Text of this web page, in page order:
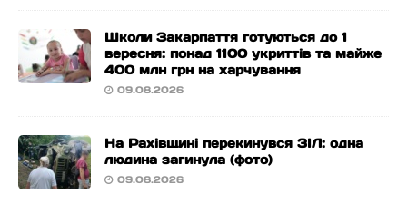
Школи Закарпаття готуються до 1
вересня: понад 1100 укриттів та майже
400 млн грн на харчування
09.08.2026
На Рахівщині перекинувся ЗІЛ: одна
людина загинула (фото)
09.08.2026